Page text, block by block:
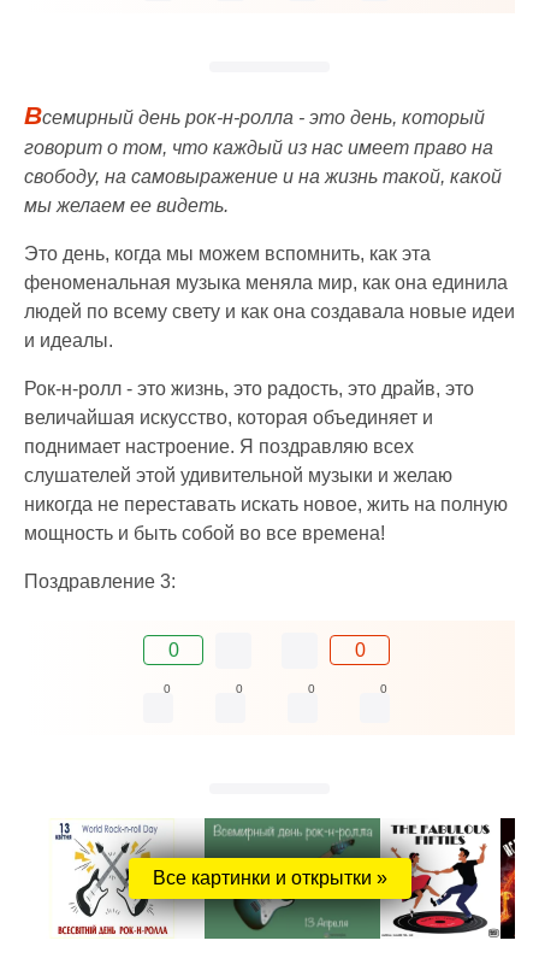
Всемирный день рок-н-ролла - это день, который
говорит о том, что каждый из нас имеет право на
свободу, на самовыражение и на жизнь такой, какой
мы желаем ее видеть.
Это день, когда мы можем вспомнить, как эта
феноменальная музыка меняла мир, как она единила
людей по всему свету и как она создавала новые идеи
и идеалы.
Рок-н-ролл - это жизнь, это радость, это драйв, это
величайшая искусство, которая объединяет и
поднимает настроение. Я поздравляю всех
слушателей этой удивительной музыки и желаю
никогда не переставать искать новое, жить на полную
мощность и быть собой во все времена!
Поздравление 3:
0 0
0 0 0 0
Все картинки и открытки »